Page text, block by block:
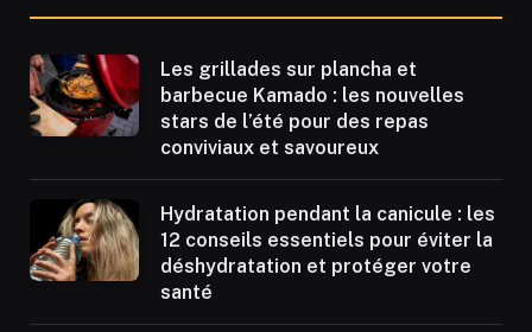
Les grillades sur plancha et
barbecue Kamado : les nouvelles
stars de l’été pour des repas
conviviaux et savoureux
Hydratation pendant la canicule : les
12 conseils essentiels pour éviter la
déshydratation et protéger votre
santé